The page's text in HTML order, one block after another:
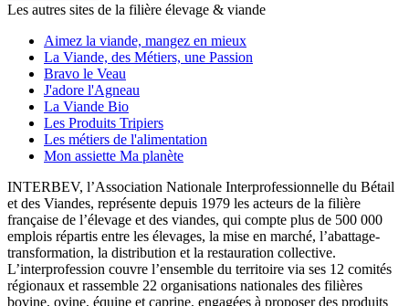
Les autres sites de la filière élevage & viande
Aimez la viande, mangez en mieux
La Viande, des Métiers, une Passion
Bravo le Veau
J'adore l'Agneau
La Viande Bio
Les Produits Tripiers
Les métiers de l'alimentation
Mon assiette Ma planète
INTERBEV, l’Association Nationale Interprofessionnelle du Bétail
et des Viandes, représente depuis 1979 les acteurs de la filière
française de l’élevage et des viandes, qui compte plus de 500 000
emplois répartis entre les élevages, la mise en marché, l’abattage-
transformation, la distribution et la restauration collective.
L’interprofession couvre l’ensemble du territoire via ses 12 comités
régionaux et rassemble 22 organisations nationales des filières
bovine, ovine, équine et caprine, engagées à proposer des produits